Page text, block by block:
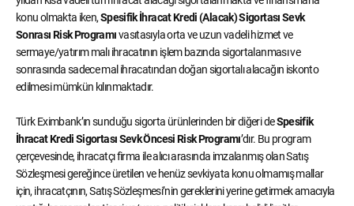
konu olmakta iken,Spesifik İhracat Kredi (Alacak) Sigortası Sevk
Sonrası Risk Programıvasıtasıyla orta ve uzun vadeli hizmet ve
sermaye/yatırım malı ihracatının işlem bazında sigortalanması ve
sonrasında sadece mal ihracatından doğan sigortalı alacağın iskonto
edilmesi mümkün kılınmaktadır.
Türk Eximbank’ın sunduğu sigorta ürünlerinden bir diğeri deSpesifik
İhracat Kredi Sigortası Sevk Öncesi Risk Programı’dır. Bu program
çerçevesinde, ihracatçı firma ile alıcı arasında imzalanmış olan Satış
Sözleşmesi gereğince üretilen ve henüz sevkiyata konu olmamış mallar
için, ihracatçının, Satış Sözleşmesi’nin gereklerini yerine getirmek amacıyla